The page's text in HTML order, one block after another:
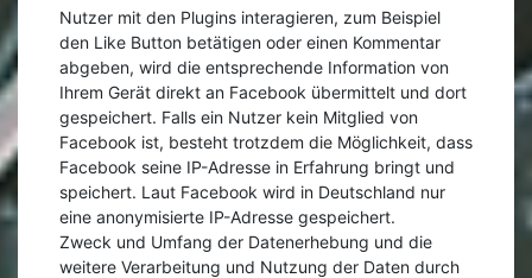
Nutzer mit den Plugins interagieren, zum Beispiel
den Like Button betätigen oder einen Kommentar
abgeben, wird die entsprechende Information von
Ihrem Gerät direkt an Facebook übermittelt und dort
gespeichert. Falls ein Nutzer kein Mitglied von
Facebook ist, besteht trotzdem die Möglichkeit, dass
Facebook seine IP-Adresse in Erfahrung bringt und
speichert. Laut Facebook wird in Deutschland nur
eine anonymisierte IP-Adresse gespeichert.
Zweck und Umfang der Datenerhebung und die
weitere Verarbeitung und Nutzung der Daten durch